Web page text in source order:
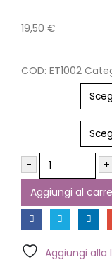
19,50 €
COD: ET1002
-
+
Aggiungi al
Aggiungi alla